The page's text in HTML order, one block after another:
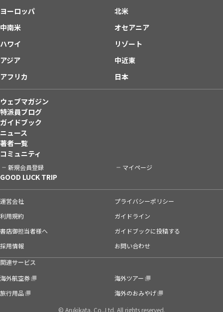
ヨーロッパ
北米
中南米
オセアニア
ハワイ
リゾート
アジア
中近東
アフリカ
日本
ウェブマガジン
特派員ブログ
ガイドブック
ニュース
著者一覧
コミュニティ
新規会員登録 マイページ
GOOD LUCK TRIP
運営会社
プライバシーポリシー
利用規約
ガイドライン
書店御担当者様へ
ガイドブックに投稿する
採用情報
お問い合わせ
関連サービス
海外航空券
海外ツアー
旅行用品
海外のおみやげ
© Arukikata. Co.,Ltd. All rights reserved.